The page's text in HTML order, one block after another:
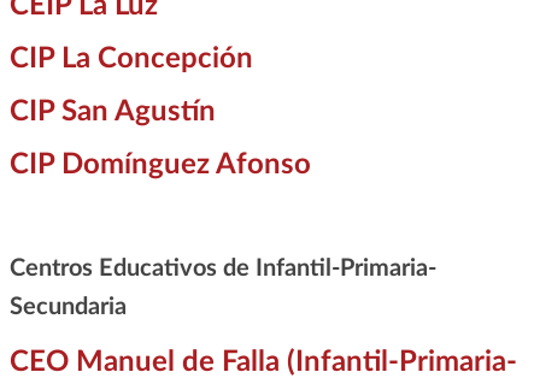
CEIP La Luz
CIP La Concepción
CIP San Agustín
CIP Domínguez Afonso
Centros Educativos de Infantil-Primaria-
Secundaria
CEO Manuel de Falla (Infantil-Primaria-